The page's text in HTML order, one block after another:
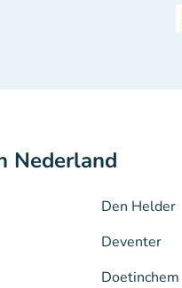
Nederland
Den Helder
Deventer
Doetinchem